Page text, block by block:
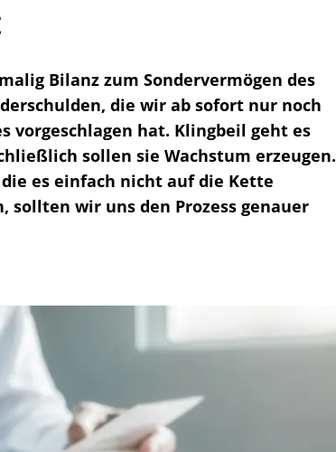
Bilanz zum Sondervermögen des
die wir ab sofort nur noch
vorgeschlagen hat. Klingbeil geht es
sollen sie Wachstum erzeugen.
es einfach nicht auf die Kette
sollten wir uns den Prozess genauer